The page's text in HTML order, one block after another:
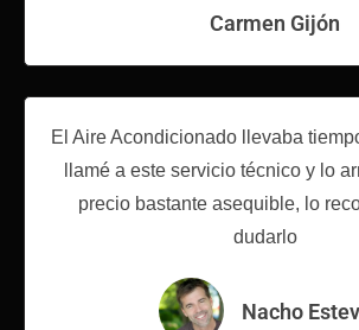
Carmen Gijón
El Aire Acondicionado llevaba
llamé a este servicio técnico y lo
precio bastante asequible, lo
dudarlo
Nacho